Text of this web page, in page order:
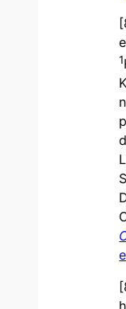
1